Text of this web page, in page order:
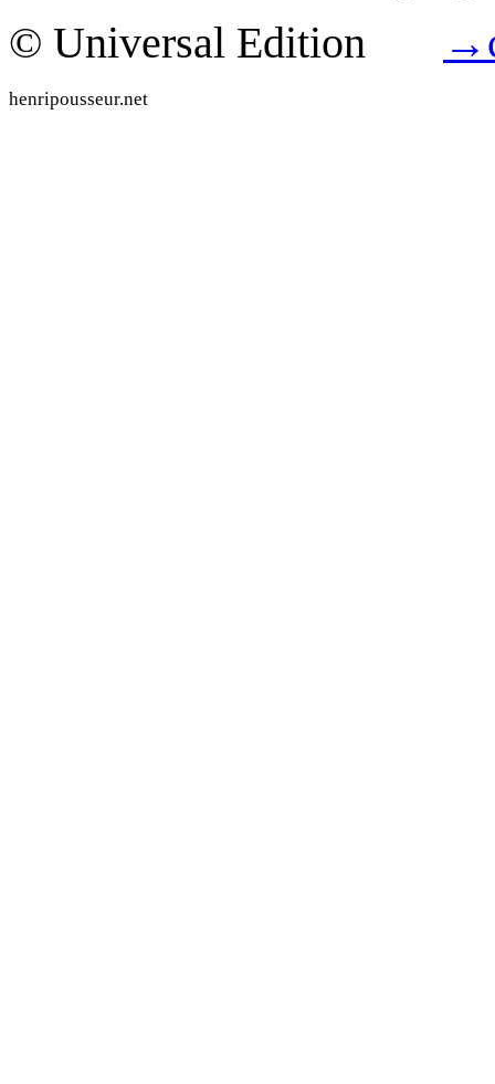
© Universal Edition
→
henripousseur.net